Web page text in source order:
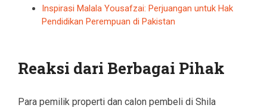
Inspirasi Malala Yousafzai: Perjuangan untuk Hak
Pendidikan Perempuan di Pakistan
Reaksi dari Berbagai Pihak
Para pemilik properti dan calon pembeli di Shila